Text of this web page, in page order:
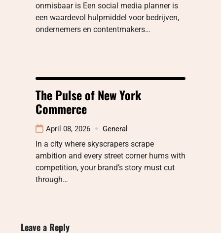
onmisbaar is Een social media planner is
een waardevol hulpmiddel voor bedrijven,
ondernemers en contentmakers…
The Pulse of New York
Commerce
April 08, 2026 General
In a city where skyscrapers scrape
ambition and every street corner hums with
competition, your brand’s story must cut
through…
Leave a Reply